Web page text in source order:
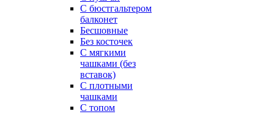
С бюстгальтером
балконет
Бесшовные
Без косточек
С мягкими
чашками (без
вставок)
С плотными
чашками
С топом